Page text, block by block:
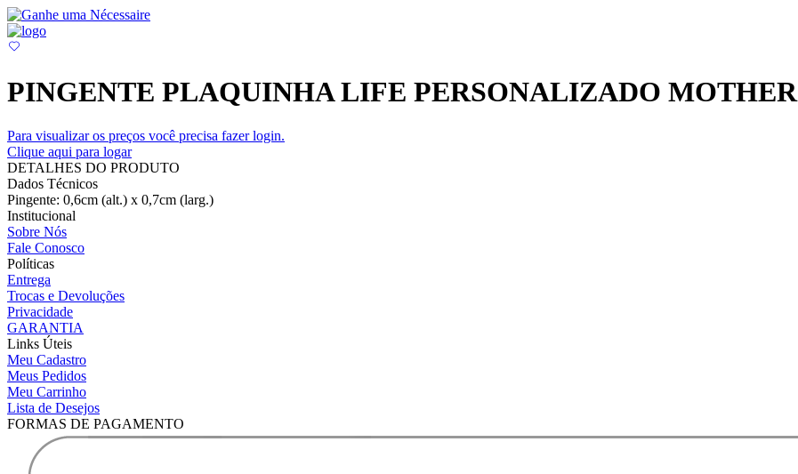
PINGENTE PLAQUINHA LIFE PERSONALIZADO MOTHER
Para visualizar os preços você precisa fazer login.
Clique aqui para logar
DETALHES DO PRODUTO
Dados Técnicos
Pingente: 0,6cm (alt.) x 0,7cm (larg.)
Institucional
Sobre Nós
Fale Conosco
Políticas
Entrega
Trocas e Devoluções
Privacidade
GARANTIA
Links Úteis
Meu Cadastro
Meus Pedidos
Meu Carrinho
Lista de Desejos
FORMAS DE PAGAMENTO